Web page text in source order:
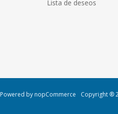
Lista de deseos
Powered by nopCommerce Copyright ®